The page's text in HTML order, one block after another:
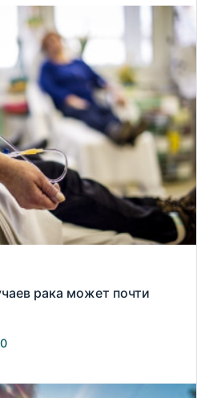
рака может почти
0